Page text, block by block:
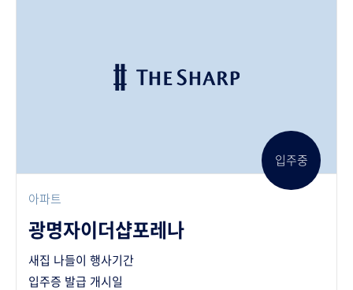
입주중
아파트
광명자이더샵포레나
새집 나들이 행사기간
입주증 발급 개시일